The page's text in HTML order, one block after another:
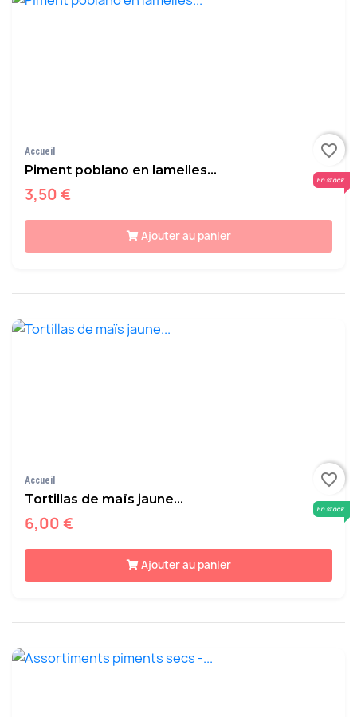
Accueil
Piment poblano en lamelles...
3,50 €
En stock
Ajouter au panier
favorite_border
Accueil
Tortillas de maïs jaune...
6,00 €
En stock
Ajouter au panier
favorite_border